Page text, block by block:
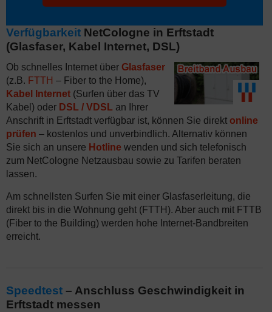
Verfügbarkeit NetCologne in Erftstadt
(Glasfaser, Kabel Internet, DSL)
Ob schnelles Internet über Glasfaser
(z.B. FTTH – Fiber to the Home),
Kabel Internet (Surfen über das TV
Kabel) oder DSL / VDSL an Ihrer
Anschrift in Erftstadt verfügbar ist, können Sie direkt online
prüfen – kostenlos und unverbindlich. Alternativ können
Sie sich an unsere Hotline wenden und sich telefonisch
zum NetCologne Netzausbau sowie zu Tarifen beraten
lassen.
Am schnellsten Surfen Sie mit einer Glasfaserleitung, die
direkt bis in die Wohnung geht (FTTH). Aber auch mit FTTB
(Fiber to the Building) werden hohe Internet-Bandbreiten
erreicht.
Speedtest – Anschluss Geschwindigkeit in
Erftstadt messen